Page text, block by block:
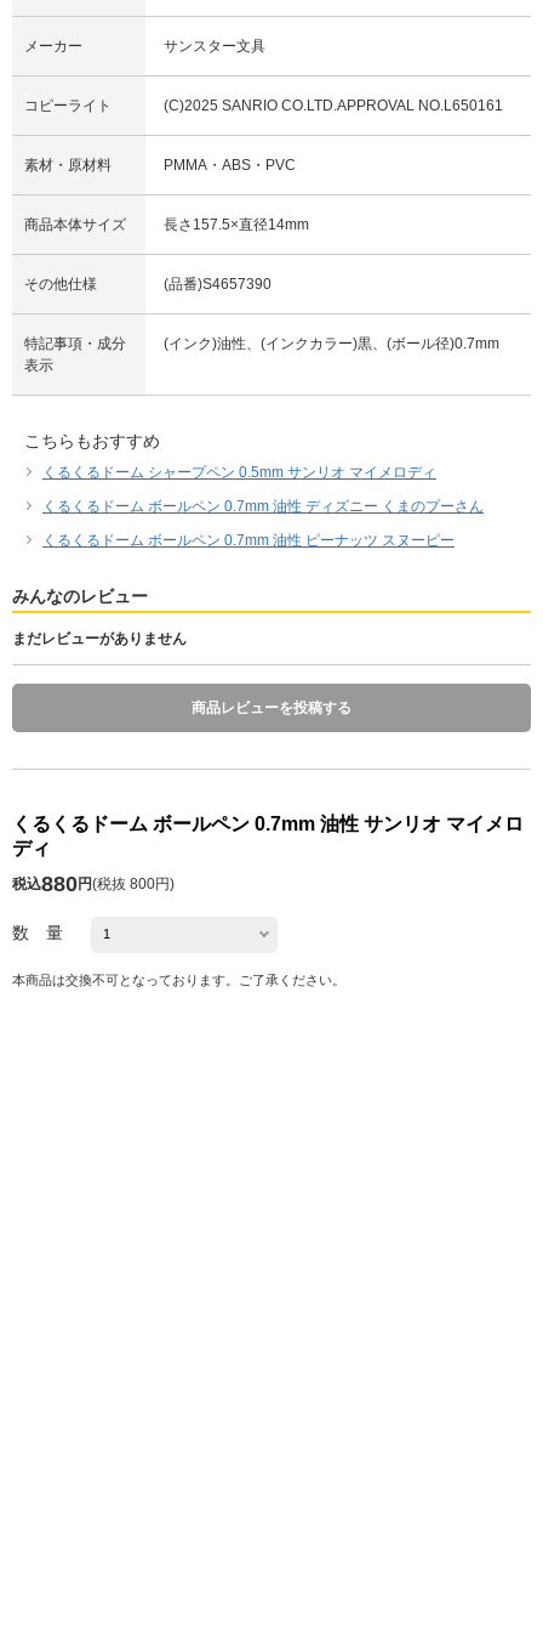
メーカー サンスター文具
コピーライト (C)2025 SANRIO CO.LTD.APPROVAL NO.L650161
素材・原材料 PMMA・ABS・PVC
商品本体サイズ 長さ157.5×直径14mm
その他仕様 (品番)S4657390
特記事項・成分
表示
(インク)油性、(インクカラー)黒、(ボール径)0.7mm
こちらもおすすめ
くるくるドーム シャープペン 0.5mm サンリオ マイメロディ
くるくるドーム ボールペン 0.7mm 油性 ディズニー くまのプーさん
くるくるドーム ボールペン 0.7mm 油性 ピーナッツ スヌーピー
みんなのレビュー
まだレビューがありません
商品レビューを投稿する
くるくるドーム ボールペン 0.7mm 油性 サンリオ マイメロ
ディ
税込880円(税抜 800円)
数 量
本商品は交換不可となっております。ご了承ください。